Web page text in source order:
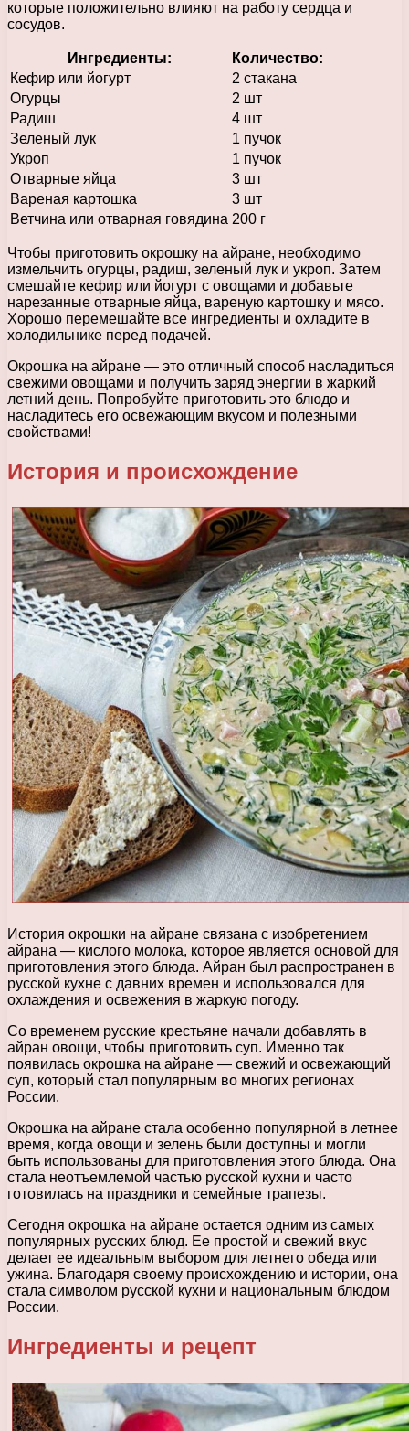
которые положительно влияют на работу сердца и
сосудов.
Ингредиенты:
Количество:
Кефир или йогурт
2 стакана
Огурцы
2 шт
Радиш
4 шт
Зеленый лук
1 пучок
Укроп
1 пучок
Отварные яйца
3 шт
Вареная картошка
3 шт
Ветчина или отварная говядина 200 г
Чтобы приготовить окрошку на айране, необходимо
измельчить огурцы, радиш, зеленый лук и укроп. Затем
смешайте кефир или йогурт с овощами и добавьте
нарезанные отварные яйца, вареную картошку и мясо.
Хорошо перемешайте все ингредиенты и охладите в
холодильнике перед подачей.
Окрошка на айране — это отличный способ насладиться
свежими овощами и получить заряд энергии в жаркий
летний день. Попробуйте приготовить это блюдо и
насладитесь его освежающим вкусом и полезными
свойствами!
История и происхождение
История окрошки на айране связана с изобретением
айрана — кислого молока, которое является основой для
приготовления этого блюда. Айран был распространен в
русской кухне с давних времен и использовался для
охлаждения и освежения в жаркую погоду.
Со временем русские крестьяне начали добавлять в
айран овощи, чтобы приготовить суп. Именно так
появилась окрошка на айране — свежий и освежающий
суп, который стал популярным во многих регионах
России.
Окрошка на айране стала особенно популярной в летнее
время, когда овощи и зелень были доступны и могли
быть использованы для приготовления этого блюда. Она
стала неотъемлемой частью русской кухни и часто
готовилась на праздники и семейные трапезы.
Сегодня окрошка на айране остается одним из самых
популярных русских блюд. Ее простой и свежий вкус
делает ее идеальным выбором для летнего обеда или
ужина. Благодаря своему происхождению и истории, она
стала символом русской кухни и национальным блюдом
России.
Ингредиенты и рецепт